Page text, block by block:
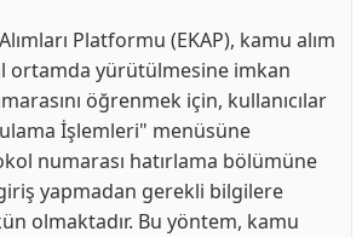
Platformu (EKAP), kamu alım
ortamda yürütülmesine imkan
öğrenmek için, kullanıcılar
İşlemleri" menüsüne
numarası hatırlama bölümüne
yapmadan gerekli bilgilere
olmaktadır. Bu yöntem, kamu